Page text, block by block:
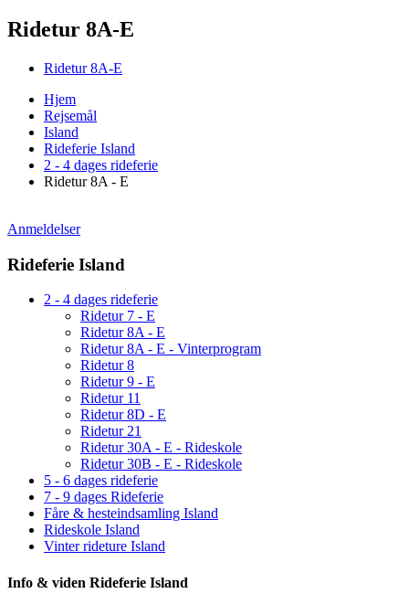
Ridetur 8A-E
Ridetur 8A-E
Hjem
Rejsemål
Island
Rideferie Island
2 - 4 dages rideferie
Ridetur 8A - E
Anmeldelser
Rideferie Island
2 - 4 dages rideferie
Ridetur 7 - E
Ridetur 8A - E
Ridetur 8A - E - Vinterprogram
Ridetur 8
Ridetur 9 - E
Ridetur 11
Ridetur 8D - E
Ridetur 21
Ridetur 30A - E - Rideskole
Ridetur 30B - E - Rideskole
5 - 6 dages rideferie
7 - 9 dages Rideferie
Fåre & hesteindsamling Island
Rideskole Island
Vinter rideture Island
Info & viden Rideferie Island